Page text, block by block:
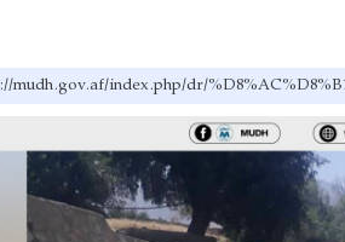
mudh.gov.af/index.php/dr/